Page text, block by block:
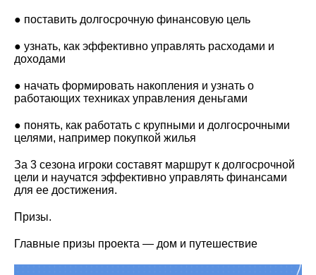
● поставить долгосрочную финансовую цель
● узнать, как эффективно управлять расходами и
доходами
● начать формировать накопления и узнать о
работающих техниках управления деньгами
● понять, как работать с крупными и долгосрочными
целями, например покупкой жилья
За 3 сезона игроки составят маршрут к долгосрочной
цели и научатся эффективно управлять финансами
для ее достижения.
Призы.
Главные призы проекта — дом и путешествие